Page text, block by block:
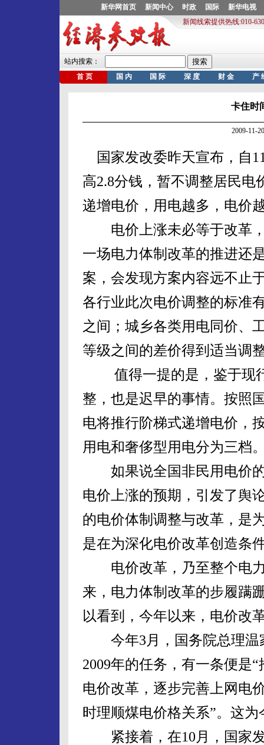
卡住时
2009-11-
国家发改委昨天宣布，自
高2.8分钱，暂不调整居民
递增电价，用电越多，电价
电价上涨未必等于改革，
一场电力体制改革的推进还
案，会发现方案内容远不止
各行业此次电价调整的标准
之间；城乡各类用电同价、
等级之间的差价得到适当调
值得一提的是，鉴于现行
整，也是迟早的事情。按照
电将推行阶梯式递增电价，
用电和奢侈型用电分为三档
如果说全国非民用电价的
电价上涨的预期，引发了舆
的电价体制调整与改革，是
是在为深化电价改革创造条
电价改革，乃至整个电力
来，电力体制改革的步履蹒
以看到，今年以来，电价改
今年3月，国务院总理温
2009年的任务，有一条便是
电价改革，逐步完善上网电
时理顺煤电价格关系”。这
紧接着，在10月，国家发